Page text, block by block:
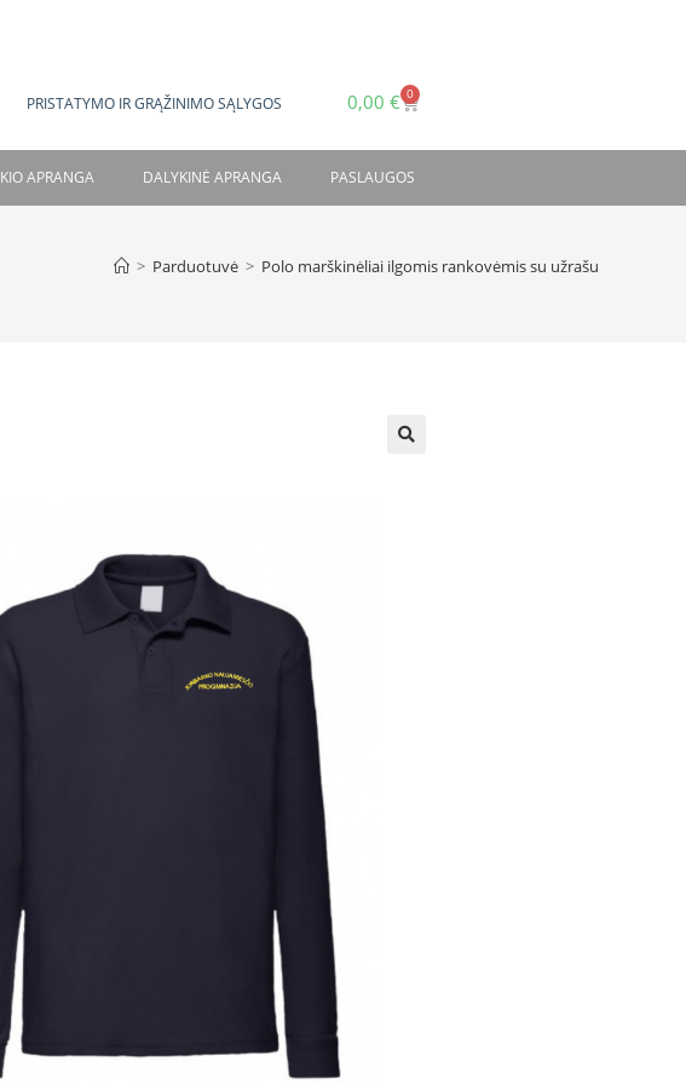
PRISTATYMO IR GRĄŽINIMO SĄLYGOS 0,00 € 0
APRANGA DALYKINĖ APRANGA PASLAUGOS
> Parduotuvė > Polo marškinėliai ilgomis rankovėmis su užrašu